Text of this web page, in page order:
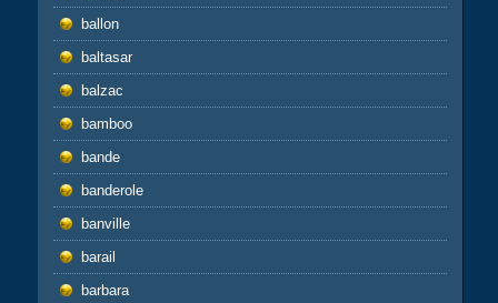
ballon
baltasar
balzac
bamboo
bande
banderole
banville
barail
barbara